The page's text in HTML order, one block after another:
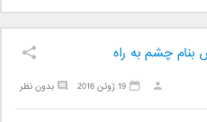
بنام چشم به راه
بدون نظر 19 ژوئن 2016